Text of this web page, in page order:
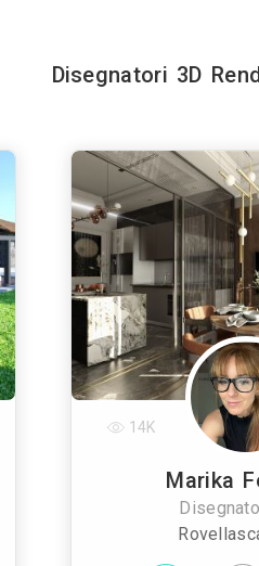
Disegnatori 3D
Marika
14K